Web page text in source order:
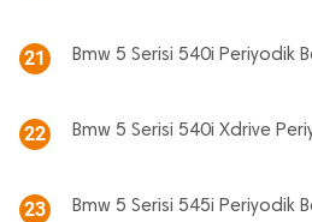
21 Bmw 5 Serisi 540i Periyodik
22 Bmw 5 Serisi 540i Xdrive
23 Bmw 5 Serisi 545i Periyodik